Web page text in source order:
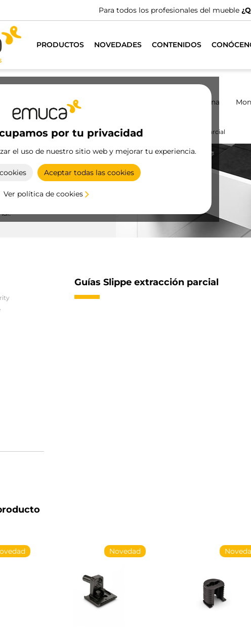
Para todos los profesionales del mueble
PRODUCTOS NOVEDADES CONTENIDOS
por tu privacidad
el uso de nuestro sitio web y mejorar tu experiencia.
Aceptar todas las cookies
Ver política de cookies
Bisagras Cocina
Guías Guías ocultas Slippe Guías Slippe extracción parcial
parcial
parcial de Emuca
suave y cierre controlado,
Guías Slippe extracción parcial
Novedad